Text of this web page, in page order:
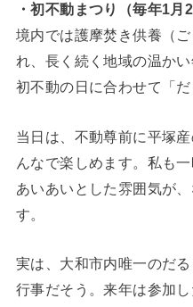
・初不動まつり（毎年1月
境内では護摩焚き供養（
れ、長く続く地域の温かい
初不動の日に合わせて「
当日は、不動尊前に平塚
んなで楽しめます。私も
あいあいとした雰囲気が
す。
実は、大和市内唯一のだ
行事だそう。来年は参加し